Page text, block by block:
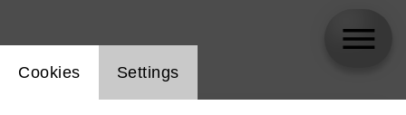
Website cookie setting
Cookies Settings